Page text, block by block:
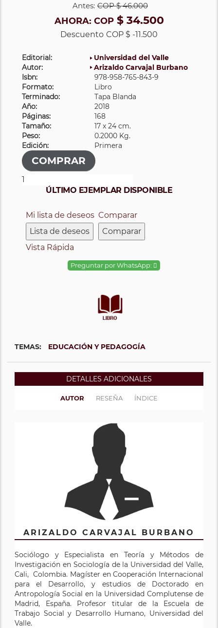
Antes: COP$ 46.000
AHORA: COP$ 34.500
Descuento COP $ -11.500
Editorial:
Universidad del Valle
Autor:
Arizaldo Carvajal Burbano
Isbn:
978-958-765-843-9
Formato:
Libro
Terminado:
Tapa Blanda
Año:
2018
Páginas:
168
Tamaño:
17 x 24 cm.
Peso:
0.2000 Kg.
Edición:
Primera
ÚLTIMO EJEMPLAR DISPONIBLE
Mi lista de deseos
Lista de deseos
Comparar
Comparar
Vista Rápida
Preguntar por WhatsApp:
TEMAS: EDUCACIÓN Y PEDAGOGÍA
DETALLES ADICIONALES
AUTOR RESEÑA ÍNDICE
ARIZALDO CARVAJAL BURBANO
Sociólogo y Especialista en Teoría y Métodos de
Investigación en Sociología de la Universidad del Valle,
Cali, Colombia. Magíster en Cooperación Internacional
para el Desarrollo, y estudios de Doctorado en
Antropología Social en la Universidad Complutense de
Madrid, España. Profesor titular de la Escuela de
Trabajo Social y Desarrollo Humano, Universidad del
Valle.